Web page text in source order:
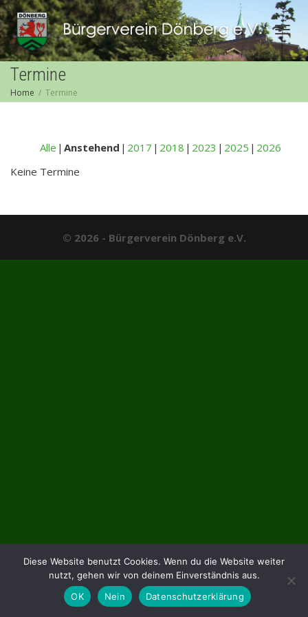
Termine
Home Termine
Alle Anstehend 2017 2018 2023 2025
2026
Keine Termine
© 2026 - Bürgerverein Dönberg e.V.
Diese Website benutzt Cookies. Wenn du die Website weiter
nutzt, gehen wir von deinem Einverständnis aus.
OK
Nein Datenschutzerklärung